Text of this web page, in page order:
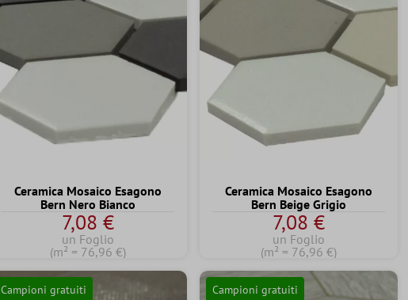
Ceramica Mosaico Esagono
Bern Nero Bianco
7,08 €
un Foglio
(m² = 76,96 €)
Ceramica Mosaico Esagono
Bern Beige Grigio
7,08 €
un Foglio
(m² = 76,96 €)
Campioni gratuiti Campioni gratuiti